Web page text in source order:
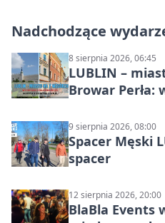
Nadchodzące
8 sierpnia 2026, 06:45
LUBLIN –
Browar Perła:
9 sierpnia 2026, 08:00
Spacer Męski
spacer
12 sierpnia 2026, 20:00
BlaBla Events